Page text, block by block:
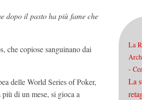
dopo il pasto ha più fame che
che copiose sanguinano dai
delle World Series of Poker,
di un mese, si gioca a
La
-
La